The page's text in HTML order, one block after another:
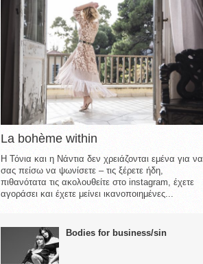
La bohème within
Η Τόνια και η Νάντια δεν χρειάζονται εμένα για να
σας πείσω να ψωνίσετε – τις ξέρετε ήδη,
πιθανότατα τις ακολουθείτε στο instagram, έχετε
αγοράσει και έχετε μείνει ικανοποιημένες...
Bodies for business/sin